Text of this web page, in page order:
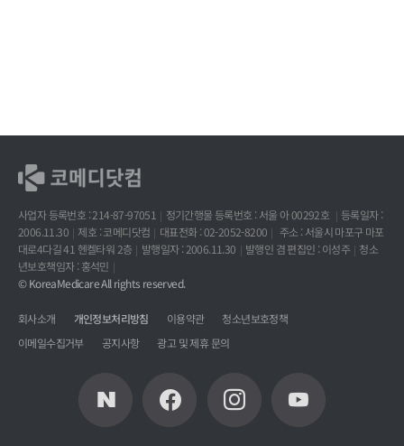
사업자 등록번호 : 214-87-97051 정기간행물 등록번호 : 서울 아 00292호
등록일자 :
2006.11.30
제호 : 코메디닷컴 대표전화 : 02-2052-8200
주소 : 서울시 마포구 마포
대로4다길 41 헨켈타워 2층
발행일자 : 2006.11.30 발행인 겸 편집인 : 이성주
청소
년보호책임자 : 홍석민
© KoreaMedicare All rights reserved.
회사소개 개인정보처리방침 이용약관
청소년보호정책
이메일수집거부
공지사항 광고 및 제휴 문의